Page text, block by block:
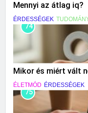
Mennyi az átlag iq?
ÉRDESSÉGEK
74
Mikor és miért vált
ÉLETMÓD ÉRDESSÉGEK
75